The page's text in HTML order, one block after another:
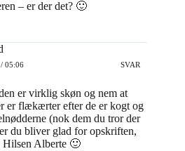
– er der det? 🙂
05:06 SVAR
er virklig skøn og nem at
er flækærter efter de er kogt og
(nok dem du tror der
du bliver glad for opskriften,
Alberte 🙂